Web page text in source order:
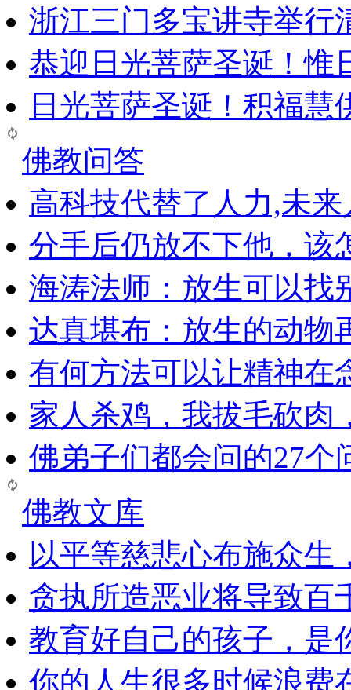
浙江三门多宝讲寺举行
恭迎日光菩萨圣诞！惟
日光菩萨圣诞！积福慧
佛教问答
高科技代替了人力,未
分手后仍放不下他，该
海涛法师：放生可以找
达真堪布：放生的动物
有何方法可以让精神在
家人杀鸡，我拔毛砍肉
佛弟子们都会问的27个
佛教文库
以平等慈悲心布施众生
贪执所造恶业将导致百
教育好自己的孩子，是
你的人生很多时候浪费